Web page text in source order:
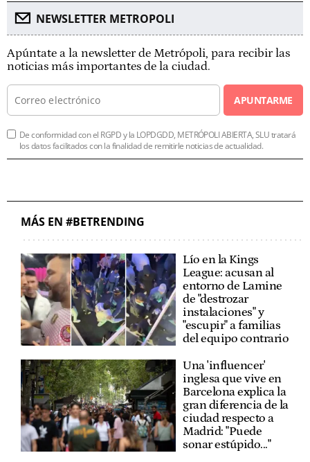
NEWSLETTER METROPOLI
Apúntate a la newsletter de Metrópoli, para recibir las
noticias más importantes de la ciudad.
APUNTARME
De conformidad con el RGPD y la LOPDGDD, METRÓPOLI ABIERTA, SLU tratará
los datos facilitados con la finalidad de remitirle noticias de actualidad.
MÁS EN #BETRENDING
Lío en la Kings
League: acusan al
entorno de Lamine
de "destrozar
instalaciones" y
"escupir" a familias
del equipo contrario
Una 'influencer'
inglesa que vive en
Barcelona explica la
gran diferencia de la
ciudad respecto a
Madrid: "Puede
sonar estúpido..."